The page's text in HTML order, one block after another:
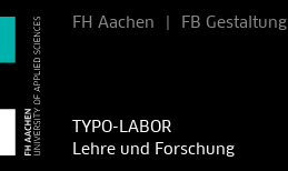
FH Aachen FB Gestaltung
TYPO-LABOR
Lehre und Forschung